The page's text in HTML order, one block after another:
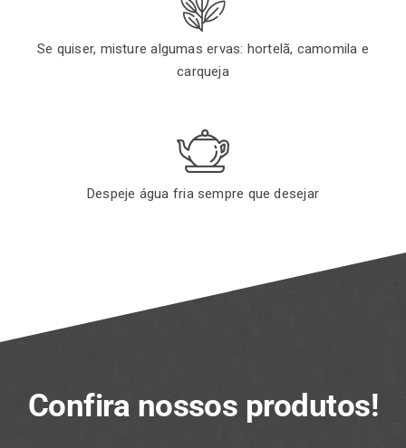
Se quiser, misture algumas ervas: hortelã, camomila e
carqueja
Despeje água fria sempre que desejar
Confira nossos produtos!